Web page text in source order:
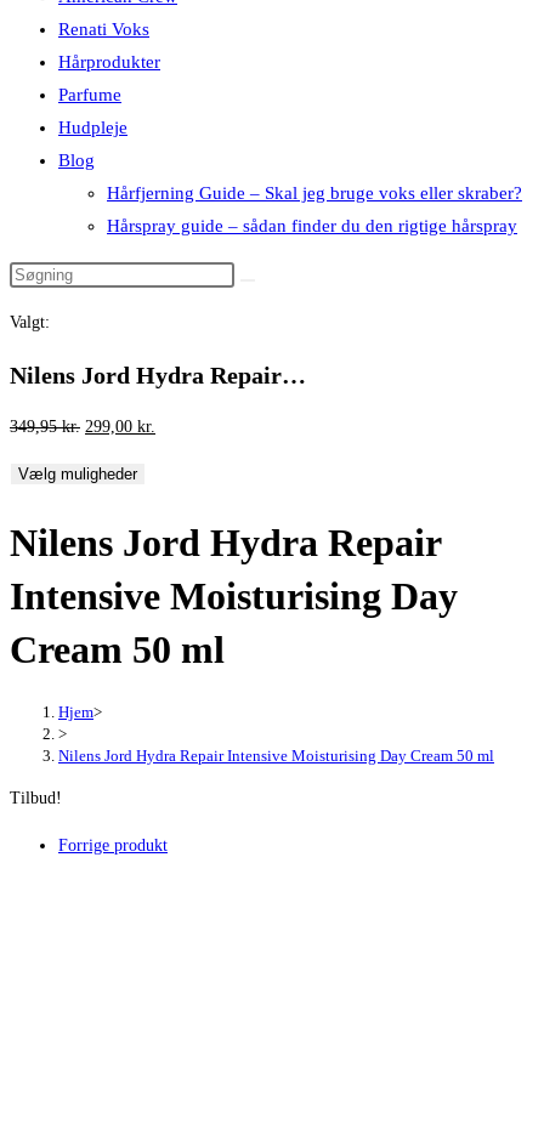
Renati Voks
Hårprodukter
Parfume
Hudpleje
Blog
Hårfjerning Guide – Skal jeg bruge voks eller skraber?
Hårspray guide – sådan finder du den rigtige hårspray
Valgt:
Nilens Jord Hydra Repair…
349,95kr. Den
pris
349,95 kr..
299,00 kr.
299,00 kr..
Vælg muligheder
Nilens Jord Hydra Repair
Intensive Moisturising Day
Cream 50 ml
Hjem>
>
Nilens Jord Hydra Repair Intensive Moisturising Day Cream 50 ml
Tilbud!
Forrige produkt